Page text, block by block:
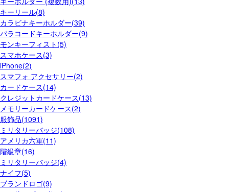
キーリール(8)
カラビナキーホルダー(39)
パラコードキーホルダー(9)
モンキーフィスト(5)
スマホケース(3)
iPhone(2)
スマフォ アクセサリー(2)
カードケース(14)
クレジットカードケース(13)
メモリーカードケース(2)
服飾品(1091)
ミリタリーバッジ(108)
アメリカ六軍(11)
階級章(16)
ミリタリーバッジ(4)
ナイフ(5)
ブランドロゴ(9)